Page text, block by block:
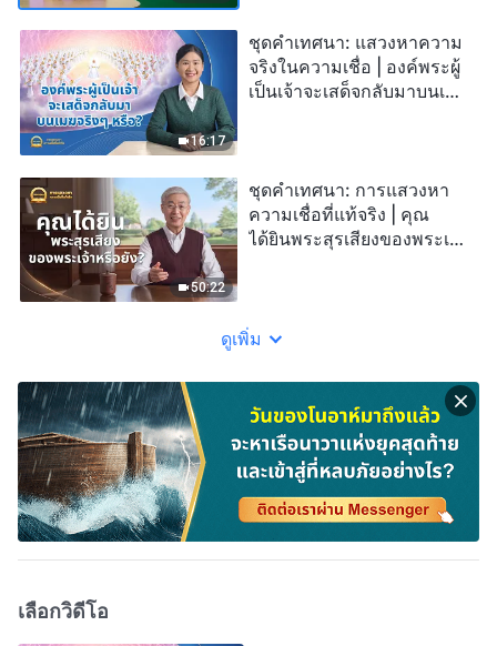
16:17
ชุดคำเทศนา: แสวงหาความ
จริงในความเชื่อ | องค์พระผู้
เป็นเจ้าจะเสด็จกลับมาบนเมฆ
50:22
ชุดคำเทศนา: การแสวงหา
ความเชื่อที่แท้จริง | คุณ
ได้ยินพระสุรเสียงของพระเจ้า
ดูเพิ่ม
เลือกวิดีโอ